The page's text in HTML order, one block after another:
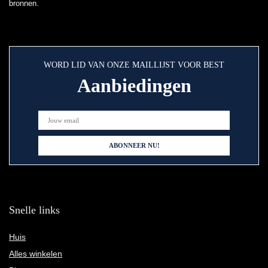
bronnen.
WORD LID VAN ONZE MAILLIJST VOOR BEST
Aanbiedingen
Snelle links
Huis
Alles winkelen